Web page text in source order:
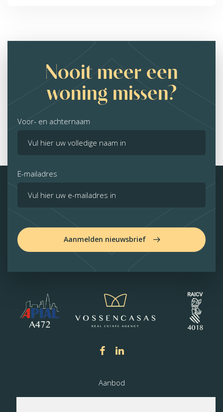
Nooit meer een
woning missen?
Voor- en achternaam
E-mailadres
Aanmelden nieuwsbrief
Aanbod